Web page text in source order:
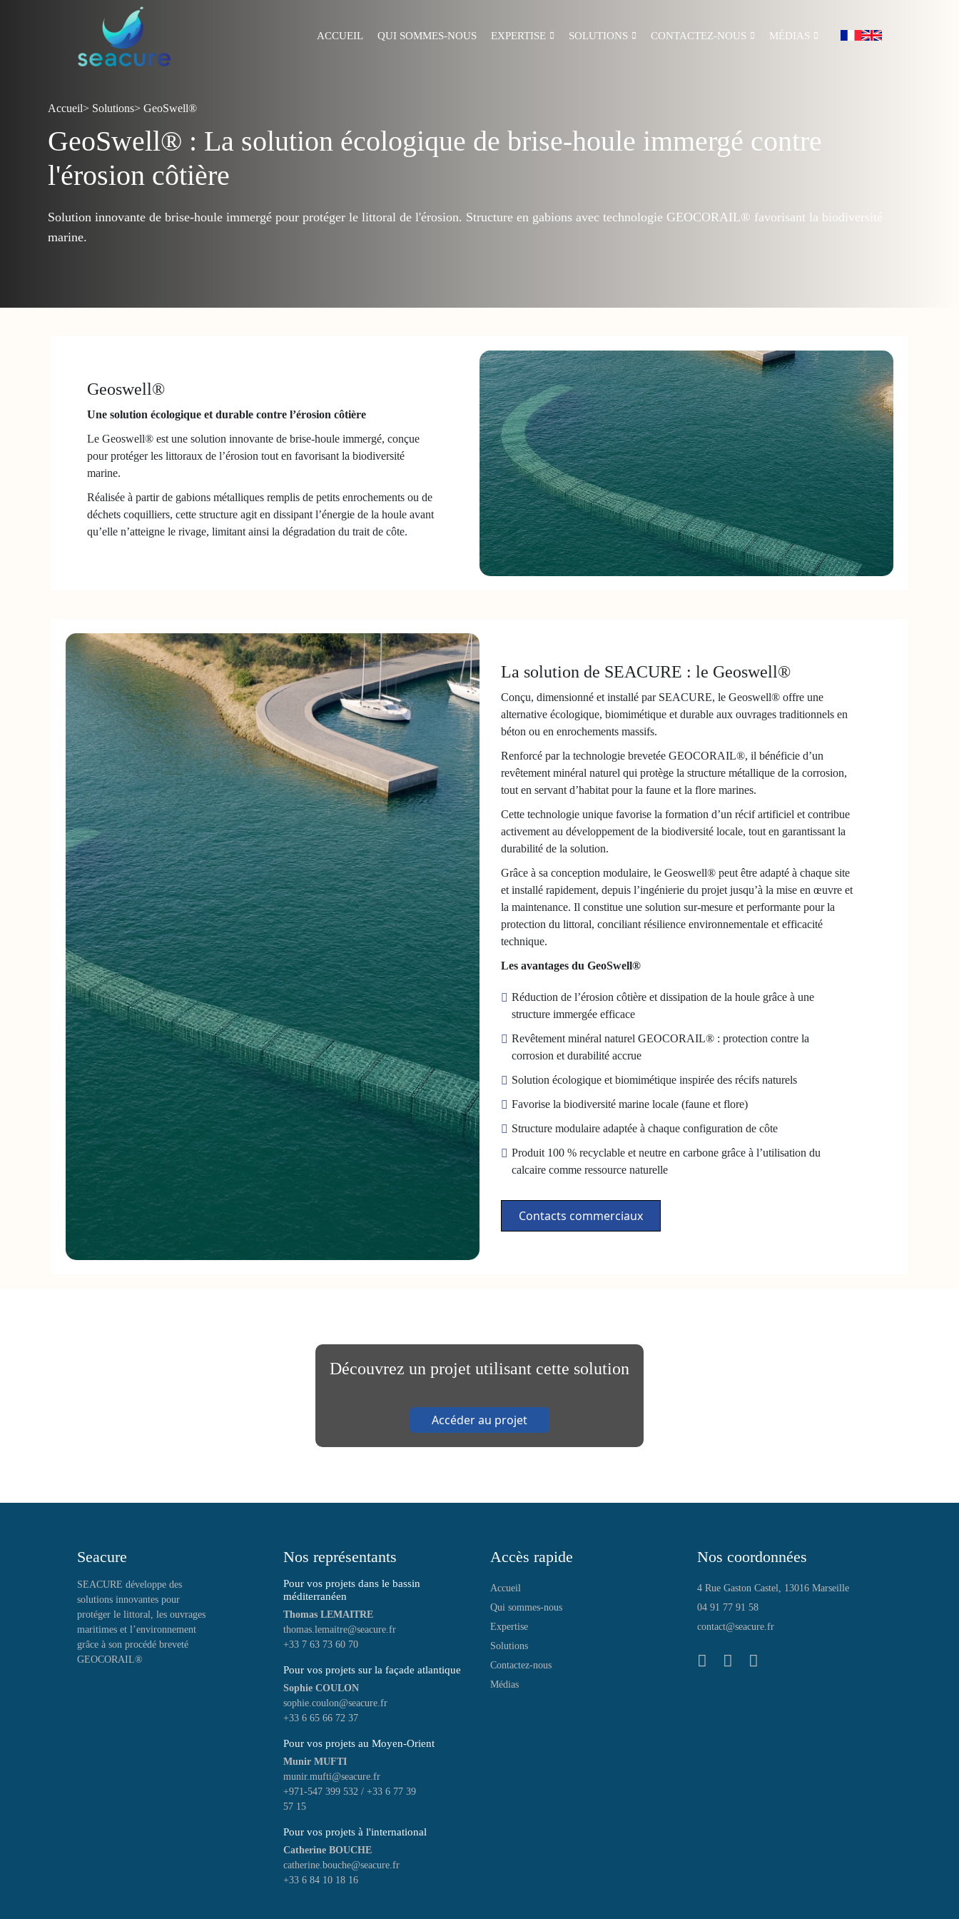
ACCUEIL QUI SOMMES-NOUS EXPERTISE SOLUTIONS CONTACTEZ-NOUS MÉDIAS
Accueil> Solutions>GeoSwell®
GeoSwell® : La solution écologique de brise-houle immergé contre
l'érosion côtière
Solution innovante de brise-houle immergé pour protéger le littoral de l'érosion. Structure en gabions avec technologie GEOCORAIL® favorisant la biodiversité
marine.
Geoswell®
Une solution écologique et durable contre l’érosion côtière
Le Geoswell® est une solution innovante de brise-houle immergé, conçue
pour protéger les littoraux de l’érosion tout en favorisant la biodiversité
marine.
Réalisée à partir de gabions métalliques remplis de petits enrochements ou de
déchets coquilliers, cette structure agit en dissipant l’énergie de la houle avant
qu’elle n’atteigne le rivage, limitant ainsi la dégradation du trait de côte.
La solution de SEACURE : le Geoswell®
Conçu, dimensionné et installé par SEACURE, le Geoswell® offre une
alternative écologique, biomimétique et durable aux ouvrages traditionnels en
béton ou en enrochements massifs.
Renforcé par la technologie brevetée GEOCORAIL®, il bénéficie d’un
revêtement minéral naturel qui protège la structure métallique de la corrosion,
tout en servant d’habitat pour la faune et la flore marines.
Cette technologie unique favorise la formation d’un récif artificiel et contribue
activement au développement de la biodiversité locale, tout en garantissant la
durabilité de la solution.
Grâce à sa conception modulaire, le Geoswell® peut être adapté à chaque site
et installé rapidement, depuis l’ingénierie du projet jusqu’à la mise en œuvre et
la maintenance. Il constitue une solution sur-mesure et performante pour la
protection du littoral, conciliant résilience environnementale et efficacité
technique.
Les avantages du GeoSwell®
Réduction de l’érosion côtière et dissipation de la houle grâce à une
structure immergée efficace
Revêtement minéral naturel GEOCORAIL® : protection contre la
corrosion et durabilité accrue
Solution écologique et biomimétique inspirée des récifs naturels
Favorise la biodiversité marine locale (faune et flore)
Structure modulaire adaptée à chaque configuration de côte
Produit 100 % recyclable et neutre en carbone grâce à l’utilisation du
calcaire comme ressource naturelle
Contacts commerciaux
Découvrez un projet utilisant cette solution
Accéder au projet
Seacure
SEACURE développe des
solutions innovantes pour
protéger le littoral, les ouvrages
maritimes et l’environnement
grâce à son procédé breveté
GEOCORAIL®
Nos représentants
Pour vos projets dans le bassin
méditerranéen
Thomas LEMAITRE
thomas.lemaitre@seacure.fr
+33 7 63 73 60 70
Pour vos projets sur la façade atlantique
Sophie COULON
sophie.coulon@seacure.fr
+33 6 65 66 72 37
Pour vos projets au Moyen-Orient
Munir MUFTI
munir.mufti@seacure.fr
+971-547 399 532 / +33 6 77 39
57 15
Pour vos projets à l'international
Catherine BOUCHE
catherine.bouche@seacure.fr
+33 6 84 10 18 16
Accès rapide
Accueil
Qui sommes-nous
Expertise
Solutions
Contactez-nous
Médias
Nos coordonnées
4 Rue Gaston Castel, 13016 Marseille
04 91 77 91 58
contact@seacure.fr